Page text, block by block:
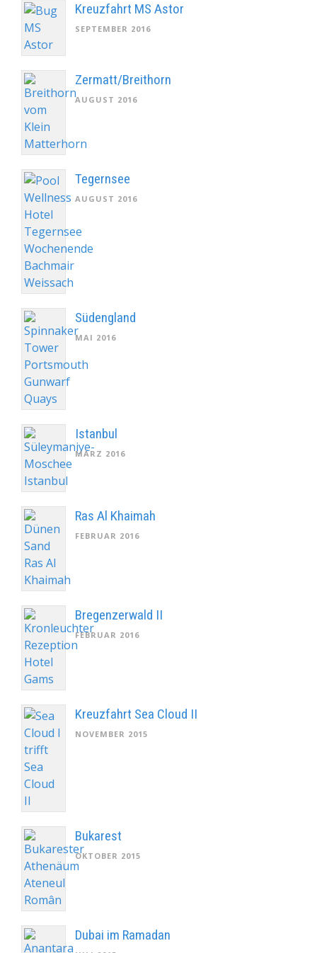
Kreuzfahrt MS Astor
SEPTEMBER 2016
Zermatt/Breithorn
AUGUST 2016
Tegernsee
AUGUST 2016
Südengland
MAI 2016
Istanbul
MÄRZ 2016
Ras Al Khaimah
FEBRUAR 2016
Bregenzerwald II
FEBRUAR 2016
Kreuzfahrt Sea Cloud II
NOVEMBER 2015
Bukarest
OKTOBER 2015
Dubai im Ramadan